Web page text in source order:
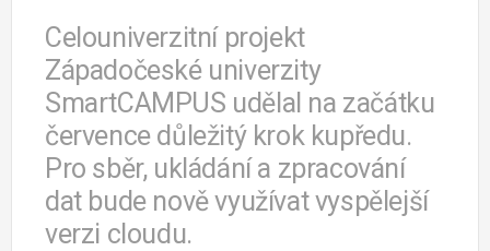
Celouniverzitní projekt
Západočeské univerzity
SmartCAMPUS udělal na začátku
července důležitý krok kupředu.
Pro sběr, ukládání a zpracování
dat bude nově využívat vyspělejší
verzi cloudu.